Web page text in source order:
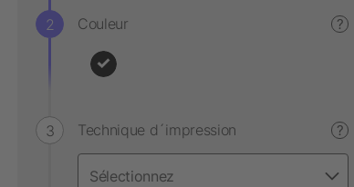
Couleur ?
Technique d´impression ?